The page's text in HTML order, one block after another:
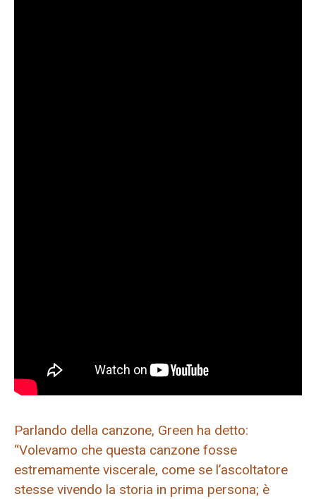
Parlando della canzone, Green ha detto:
“Volevamo che questa canzone fosse
estremamente viscerale, come se l’ascoltatore
stesse vivendo la storia in prima persona; è